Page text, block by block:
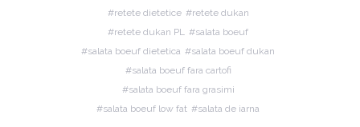
retete dietetice
retete dukan
retete dukan PL
salata boeuf
salata boeuf dietetica
salata boeuf dukan
salata boeuf fara cartofi
salata boeuf fara grasimi
salata boeuf low fat
salata de iarna